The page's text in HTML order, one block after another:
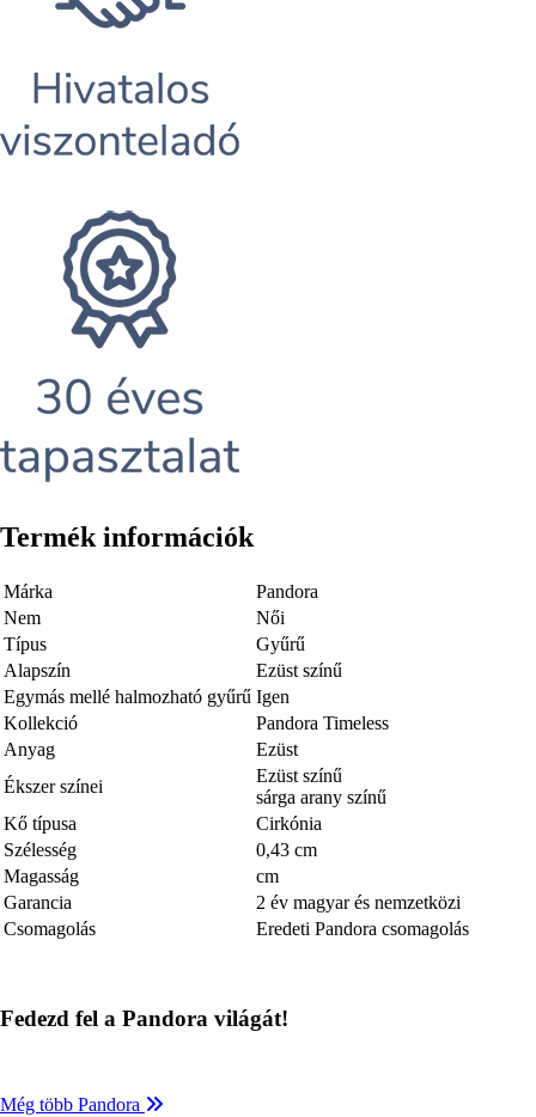
Termék információk
Márka
Pandora
Nem
Női
Típus
Gyűrű
Alapszín
Ezüst színű
Egymás mellé halmozható gyűrű Igen
Kollekció
Pandora Timeless
Anyag
Ezüst
Ékszer színei
Ezüst színű
sárga arany színű
Kő típusa
Cirkónia
Szélesség
0,43 cm
Magasság
cm
Garancia
2 év magyar és nemzetközi
Csomagolás
Eredeti Pandora csomagolás
Fedezd fel a Pandora világát!
Még több Pandora